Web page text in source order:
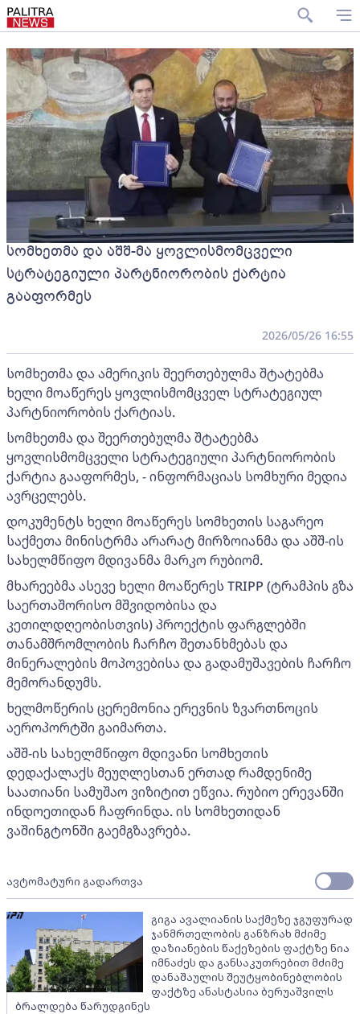
სომხეთმა და აშშ-მა ყოვლისმომცველი
სტრატეგიული პარტნიორობის ქარტია
გააფორმეს
2026/05/26 16:55
სომხეთმა და ამერიკის შეერთებულმა შტატებმა
ხელი მოაწერეს ყოვლისმომცველ სტრატეგიულ
პარტნიორობის ქარტიას.
სომხეთმა და შეერთებულმა შტატებმა
ყოვლისმომცველი სტრატეგიული პარტნიორობის
ქარტია გააფორმეს, - ინფორმაციას სომხური მედია
ავრცელებს.
დოკუმენტს ხელი მოაწერეს სომხეთის საგარეო
საქმეთა მინისტრმა არარატ მირზოიანმა და აშშ-ის
სახელმწიფო მდივანმა მარკო რუბიომ.
მხარეებმა ასევე ხელი მოაწერეს TRIPP (ტრამპის გზა
საერთაშორისო მშვიდობისა და
კეთილდღეობისთვის) პროექტის ფარგლებში
თანამშრომლობის ჩარჩო შეთანხმებას და
მინერალების მოპოვებისა და გადამუშავების ჩარჩო
მემორანდუმს.
ხელმოწერის ცერემონია ერევნის ზვართნოცის
აეროპორტში გაიმართა.
აშშ-ის სახელმწიფო მდივანი სომხეთის
დედაქალაქს მეუღლესთან ერთად რამდენიმე
საათიანი სამუშაო ვიზიტით ეწვია. რუბიო ერევანში
ინდოეთიდან ჩაფრინდა. ის სომხეთიდან
ვაშინგტონში გაემგზავრება.
ავტომატური გადართვა
გიგა ავალიანის საქმეზე ჯგუფურად
ჯანმრთელობის განზრახ მძიმე
დაზიანების წაქეზების ფაქტზე ნია
იმნაძეს და განსაკუთრებით მძიმე
დანაშაულის შეუტყობინებლობის
ფაქტზე ანასტასია ბერუაშვილს
ბრალდება წარუდგინეს